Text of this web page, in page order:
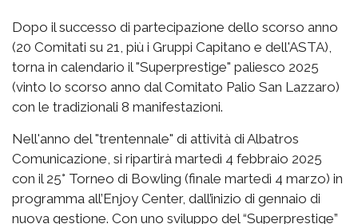
Dopo il successo di partecipazione dello scorso anno
(20 Comitati su 21, più i Gruppi Capitano e dell'ASTA),
torna in calendario il "Superprestige" paliesco 2025
(vinto lo scorso anno dal Comitato Palio San Lazzaro)
con le tradizionali 8 manifestazioni.
Nell'anno del "trentennale" di attività di Albatros
Comunicazione, si ripartirà martedì 4 febbraio 2025
con il 25° Torneo di Bowling (finale martedì 4 marzo) in
programma all’Enjoy Center, dall’inizio di gennaio di
nuova gestione. Con uno sviluppo del “Superprestige”